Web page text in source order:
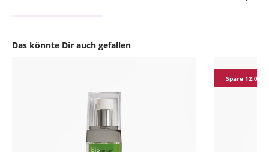
Das könnte Dir auch gefallen
Spare 12,07 €